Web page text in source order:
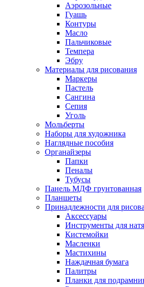
Аэрозольные
Гуашь
Контуры
Масло
Пальчиковые
Темпера
Эбру
Материалы для рисования
Маркеры
Пастель
Сангина
Сепия
Уголь
Мольберты
Наборы для художника
Наглядные пособия
Органайзеры
Папки
Пеналы
Тубусы
Панель МДФ грунтованная
Планшеты
Принадлежности для
Аксессуары
Инструменты для
Кистемойки
Масленки
Мастихины
Наждачная бумага
Палитры
Планки для